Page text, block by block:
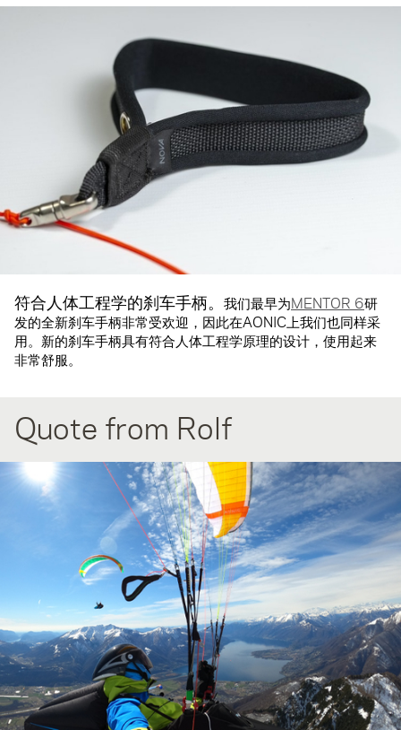
符合人体工程学的刹车手柄。 我们最早为MENTOR 6研
发的全新刹车手柄非常受欢迎，因此在AONIC上我们也同样采
用。新的刹车手柄具有符合人体工程学原理的设计，使用起来
非常舒服。
Quote from Rolf